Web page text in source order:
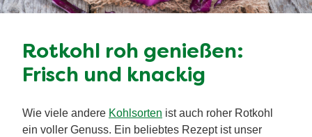
Rotkohl roh genießen:
Frisch und knackig
Wie viele andere Kohlsorten ist auch roher Rotkohl
ein voller Genuss. Ein beliebtes Rezept ist unser